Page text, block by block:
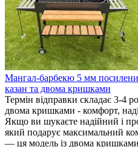
Мангал-барбекю 5 мм
казан та двома кришками
Термін відправки складає 3-4
двома кришками - комфорт,
Якщо ви шукаєте надійний і
який подарує максимальний
— ця модель із двома